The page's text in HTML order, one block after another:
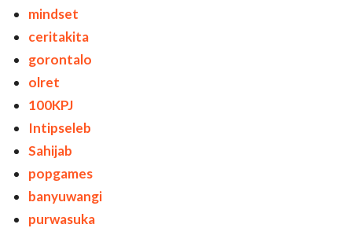
mindset
ceritakita
gorontalo
olret
100KPJ
Intipseleb
Sahijab
popgames
banyuwangi
purwasuka